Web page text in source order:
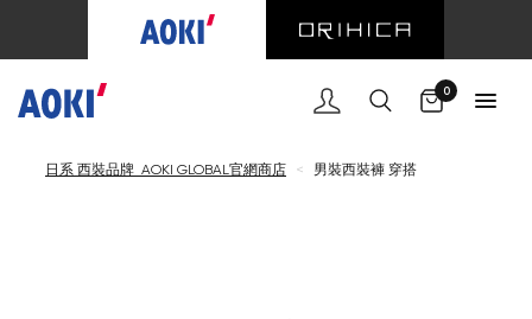
0
日系 西裝品牌 AOKI GLOBAL官網商店 < 男裝西裝褲 穿搭
購物車